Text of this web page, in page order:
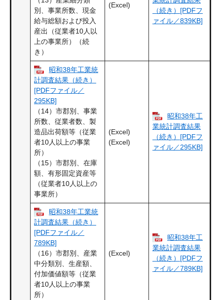
別、事業所数、現金
給与総額および投入
産出（従業者10人以
上の事業所）（続
き）
(Excel)
（続き）[PDFフ
ァイル／839KB]
昭和38年工業統
計調査結果（続き）
[PDFファイル／
295KB]
（14）市郡別、事業
所数、従業者数、製
造品出荷額等（従業
者10人以上の事業
所）
（15）市郡別、在庫
額、有形固定資産等
（従業者10人以上の
事業所）
(Excel)
(Excel)
昭和38年工
業統計調査結果
（続き）[PDFフ
ァイル／295KB]
昭和38年工業統
計調査結果（続き）
[PDFファイル／
789KB]
（16）市郡別、産業
中分類別、生産額、
付加価値額等（従業
者10人以上の事業
所）
(Excel)
昭和38年工
業統計調査結果
（続き）[PDFフ
ァイル／789KB]